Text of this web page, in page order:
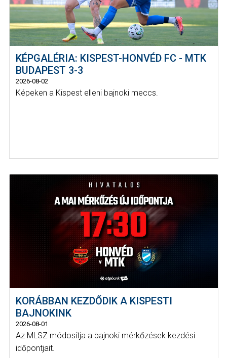
KÉPGALÉRIA: KISPEST-HONVÉD FC - MTK
BUDAPEST 3-3
2026-08-02
Képeken a Kispest elleni bajnoki meccs.
KORÁBBAN KEZDŐDIK A KISPESTI
BAJNOKINK
2026-08-01
Az MLSZ módosítja a bajnoki mérkőzések kezdési
időpontjait.